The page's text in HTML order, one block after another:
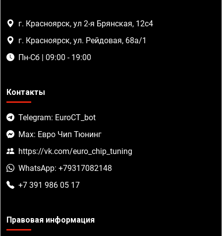
г. Красноярск, ул 2-я Брянская, 12с4
г. Красноярск, ул. Рейдовая, 68а/1
Пн-Сб | 09:00 - 19:00
Контакты
Telegram: EuroCT_bot
Max: Евро Чип Тюнинг
https://vk.com/euro_chip_tuning
WhatsApp: +79317082148
+7 391 986 05 17
Правовая информация